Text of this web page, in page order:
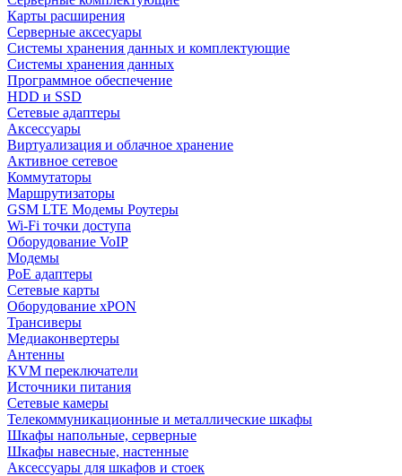
Карты расширения
Серверные аксесуары
Системы хранения данных и комплектующие
Системы хранения данных
Программное обеспечение
HDD и SSD
Сетевые адаптеры
Аксессуары
Виртуализация и облачное хранение
Активное сетевое
Коммутаторы
Маршрутизаторы
GSM LTE Модемы Роутеры
Wi-Fi точки доступа
Оборудование VoIP
Модемы
PoE адаптеры
Сетевые карты
Оборудование xPON
Трансиверы
Медиаконвертеры
Антенны
KVM переключатели
Источники питания
Сетевые камеры
Телекоммуникационные и металлические шкафы
Шкафы напольные, серверные
Шкафы навесные, настенные
Аксессуары для шкафов и стоек